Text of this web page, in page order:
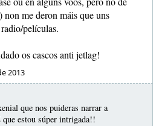
me deron máis que uns
películas.
os cascos anti jetlag!
2013
que nos puideras narrar a
estou súper intrigada!!